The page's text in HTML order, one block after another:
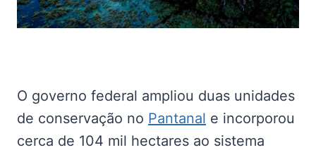
O governo federal ampliou duas unidades
de conservação no Pantanal e incorporou
cerca de 104 mil hectares ao sistema